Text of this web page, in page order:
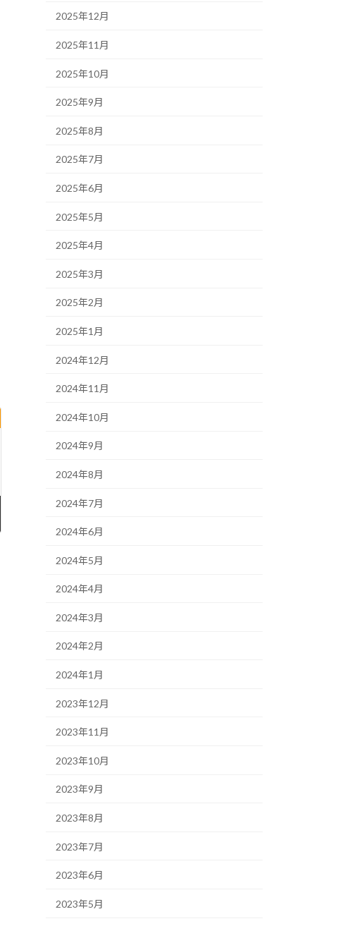
2025年12月
2025年11月
2025年10月
2025年9月
2025年8月
2025年7月
2025年6月
2025年5月
2025年4月
2025年3月
2025年2月
2025年1月
2024年12月
2024年11月
2024年10月
2024年9月
2024年8月
2024年7月
2024年6月
2024年5月
2024年4月
2024年3月
2024年2月
2024年1月
2023年12月
2023年11月
2023年10月
2023年9月
2023年8月
2023年7月
2023年6月
2023年5月